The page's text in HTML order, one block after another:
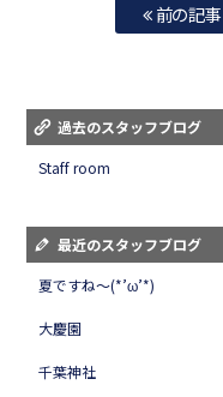
前の記事
過去のスタッフブログ
Staff room
最近のスタッフブログ
夏ですね～(*’ω’*)
大慶園
千葉神社